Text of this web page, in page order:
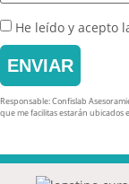
He leído y acepto
ENVIAR
Responsable: Confislab
que me facilitas estarán ubicados